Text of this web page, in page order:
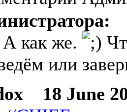
как же.
или
18 June